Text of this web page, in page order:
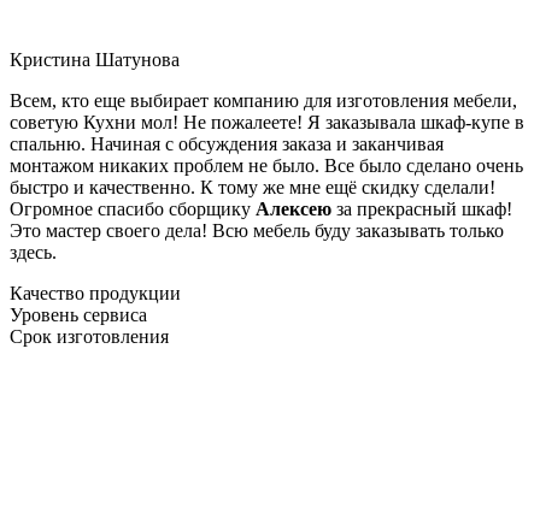
Кристина Шатунова
Всем, кто еще выбирает компанию для изготовления мебели,
советую Кухни мол! Не пожалеете! Я заказывала шкаф-купе в
спальню. Начиная с обсуждения заказа и заканчивая
монтажом никаких проблем не было. Все было сделано очень
быстро и качественно. К тому же мне ещё скидку сделали!
Огромное спасибо сборщику Алексею за прекрасный шкаф!
Это мастер своего дела! Всю мебель буду заказывать только
здесь.
Качество продукции
Уровень сервиса
Срок изготовления